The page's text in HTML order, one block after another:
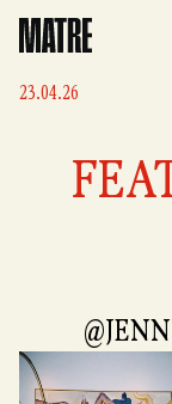
Matre
23.04.26